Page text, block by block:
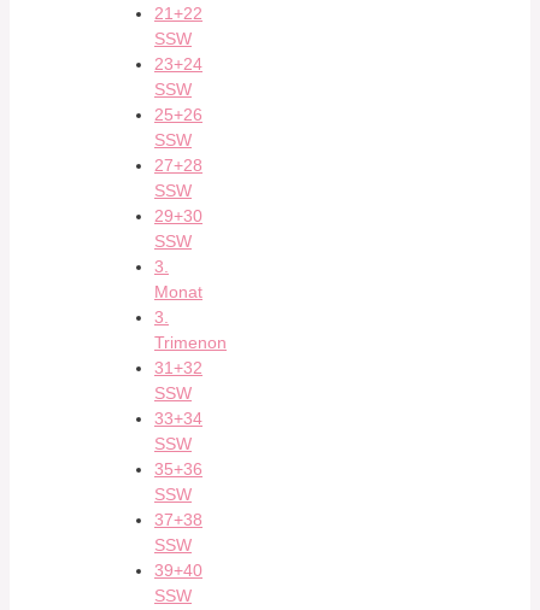
21+22
SSW
23+24
SSW
25+26
SSW
27+28
SSW
29+30
SSW
3.
Monat
3.
Trimenon
31+32
SSW
33+34
SSW
35+36
SSW
37+38
SSW
39+40
SSW